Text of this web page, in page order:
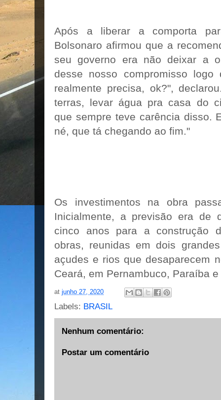
Após a liberar a comporta
Bolsonaro afirmou que a
seu governo era não deixar a
desse nosso compromisso
realmente precisa, ok?",
terras, levar água pra casa do
que sempre teve carência disso.
né, que tá chegando ao fim."
Os investimentos na obra
Inicialmente, a previsão era de
cinco anos para a construção
obras, reunidas em dois
açudes e rios que desaparecem
Ceará, em Pernambuco, Paraíba
at junho 27, 2020
Labels: BRASIL
Nenhum comentário:
Postar um comentário